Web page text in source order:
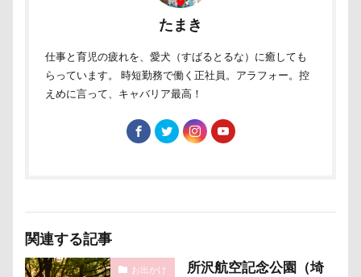
たまき
仕事と育児の疲れを、愛犬（すばるとるな）に癒しても
らっています。 時短勤務で働く正社員。アラフォー。控
えめに言って、キャバリア最高！
関連する記事
お出かけ
所沢航空記念公園（埼